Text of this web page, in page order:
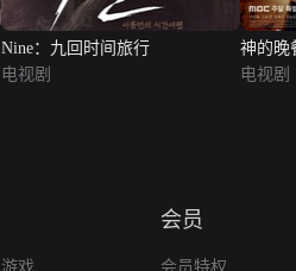
Nine：九回时间旅行
电视剧
神的晚
电视剧
游戏
会员
会员特权